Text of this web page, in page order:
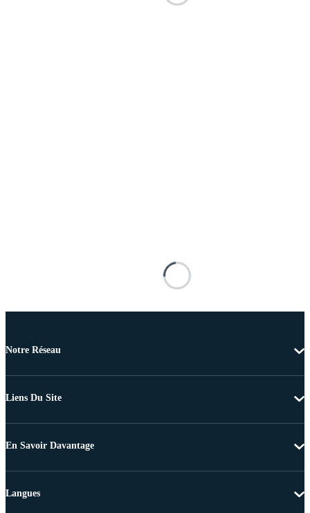
Notre Réseau
Liens Du Site
En Savoir Davantage
Langues